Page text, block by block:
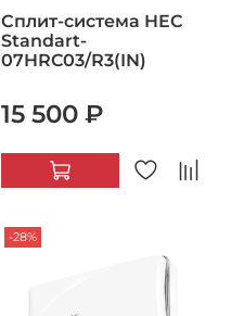
Сплит-система HEC
Standart-
07HRC03/R3(IN)
15 500 ₽
-28%